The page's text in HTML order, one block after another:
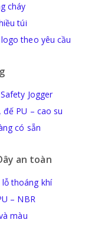
cháy
túi
theo yêu cầu
Jogger
PU – cao su
có sẵn
an toàn
thoáng khí
– NBR
màu